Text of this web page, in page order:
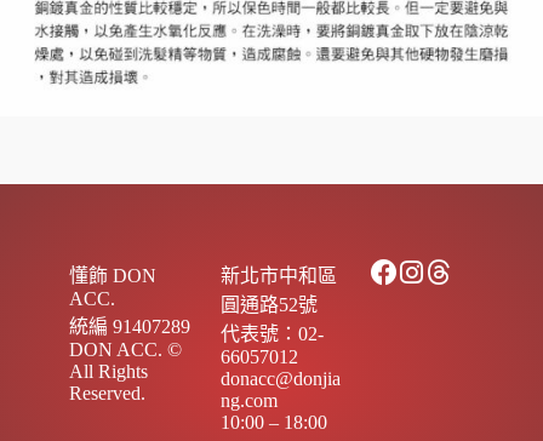
懂飾 DON
ACC.
統編 91407289
DON ACC. ©
All Rights
Reserved.
新北市中和區
圓通路52號
代表號：02-
66057012
donacc@donjia
ng.com
10:00 – 18:00